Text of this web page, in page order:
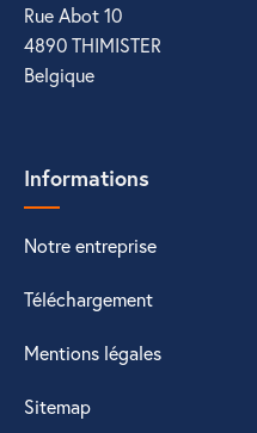
Rue Abot 10
4890 THIMISTER
Belgique
Informations
Notre entreprise
Téléchargement
Mentions légales
Sitemap